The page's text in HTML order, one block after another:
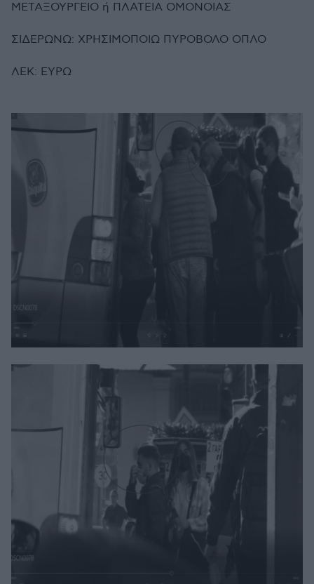
ΜΕΤΑΞΟΥΡΓΕΙΟ ή ΠΛΑΤΕΙΑ ΟΜΟΝΟΙΑΣ
ΣΙΔΕΡΩΝΩ: ΧΡΗΣΙΜΟΠΟΙΩ ΠΥΡΟΒΟΛΟ ΟΠΛΟ
ΛΕΚ: ΕΥΡΩ